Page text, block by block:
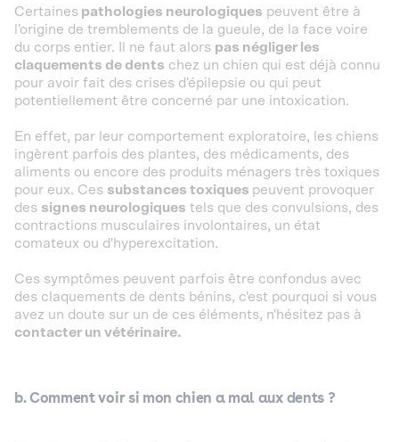
Certaines pathologies neurologiques peuvent être à
l'origine de tremblements de la gueule, de la face voire
du corps entier. Il ne faut alors pas négliger les
claquements de dents chez un chien qui est déjà connu
pour avoir fait des crises d'épilepsie ou qui peut
potentiellement être concerné par une intoxication.
En effet, par leur comportement exploratoire, les chiens
ingèrent parfois des plantes, des médicaments, des
aliments ou encore des produits ménagers très toxiques
pour eux. Ces substances toxiques peuvent provoquer
des signes neurologiques tels que des convulsions, des
contractions musculaires involontaires, un état
comateux ou d'hyperexcitation.
Ces symptômes peuvent parfois être confondus avec
des claquements de dents bénins, c'est pourquoi si vous
avez un doute sur un de ces éléments, n'hésitez pas à
contacter un vétérinaire.
b. Comment voir si mon chien a mal aux dents ?